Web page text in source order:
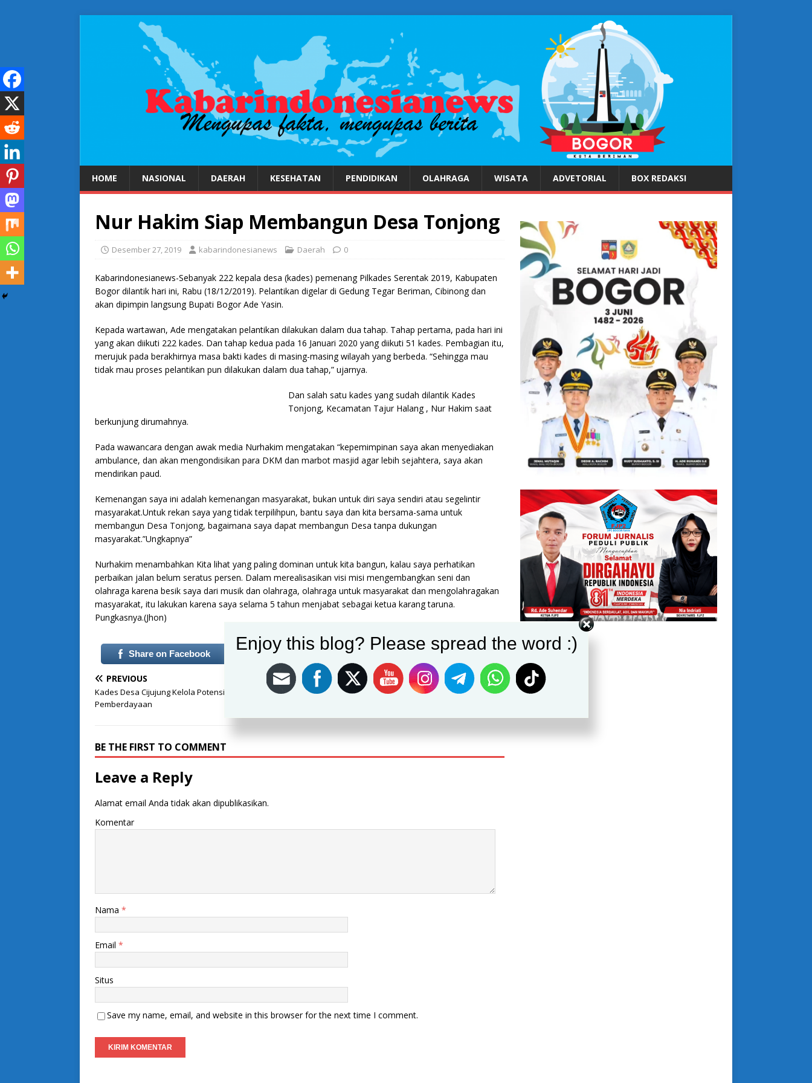
HOME NASIONAL DAERAH KESEHATAN PENDIDIKAN OLAHRAGA WISATA ADVETORIAL BOX REDAKSI
Nur Hakim Siap Membangun Desa Tonjong
Desember 27, 2019 kabarindonesianews Daerah 0
Kabarindonesianews-Sebanyak 222 kepala desa (kades) pemenang Pilkades Serentak 2019, Kabupaten
Bogor dilantik hari ini, Rabu (18/12/2019). Pelantikan digelar di Gedung Tegar Beriman, Cibinong dan
akan dipimpin langsung Bupati Bogor Ade Yasin.
Kepada wartawan, Ade mengatakan pelantikan dilakukan dalam dua tahap. Tahap pertama, pada hari ini
yang akan diikuti 222 kades. Dan tahap kedua pada 16 Januari 2020 yang diikuti 51 kades. Pembagian itu,
merujuk pada berakhirnya masa bakti kades di masing-masing wilayah yang berbeda. “Sehingga mau
tidak mau proses pelantikan pun dilakukan dalam dua tahap,” ujarnya.
Dan salah satu kades yang sudah dilantik Kades
Tonjong, Kecamatan Tajur Halang , Nur Hakim saat
berkunjung dirumahnya.
Pada wawancara dengan awak media Nurhakim mengatakan “kepemimpinan saya akan menyediakan
ambulance, dan akan mengondisikan para DKM dan marbot masjid agar lebih sejahtera, saya akan
mendirikan paud.
Kemenangan saya ini adalah kemenangan masyarakat, bukan untuk diri saya sendiri atau segelintir
masyarakat.Untuk rekan saya yang tidak terpilihpun, bantu saya dan kita bersama-sama untuk
membangun Desa Tonjong, bagaimana saya dapat membangun Desa tanpa dukungan
masyarakat.”Ungkapnya”
Nurhakim menambahkan Kita lihat yang paling dominan untuk kita bangun, kalau saya perhatikan
perbaikan jalan belum seratus persen. Dalam merealisasikan visi misi mengembangkan seni dan
olahraga karena besik saya dari musik dan olahraga, olahraga untuk masyarakat dan mengolahragakan
masyarakat, itu lakukan karena saya selama 5 tahun menjabat sebagai ketua karang taruna.
Pungkasnya.(Jhon)
Share on Facebook Post on X
PREVIOUS
Kades Desa Cijujung Kelola Potensi Wilayah Sebagai
Pemberdayaan
NEXT
H.Denny : Wisata Jadi Simbol Desa Cihideung Udik
BE THE FIRST TO COMMENT
Leave a Reply
Alamat email Anda tidak akan dipublikasikan.
Komentar
Nama *
Email *
Situs
Save my name, email, and website in this browser for the next time I comment.
Enjoy this blog? Please spread the word :)